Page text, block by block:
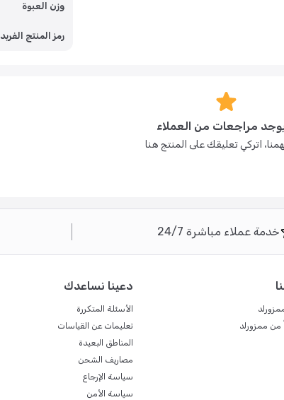
وزن العبوة
رمز المنتج الفريد
يوجد مراجعات من العملاء
اتركي تعليقك على المنتج هنا
خدمة عملاء مباشرة 24/7
من ممزورلد
دعينا نساعدك
الأسئلة المتكررة
تعليمات عن القياسات
المناطق البعيدة
مصاريف الشحن
سياسة الإرجاع
سياسة الأمن